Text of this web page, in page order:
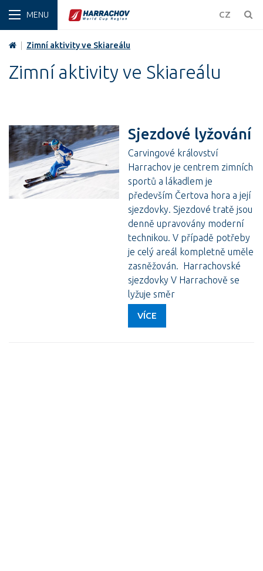
CZ
ZIMA
Zimní aktivity ve Skiareálu
Zimní aktivity ve Skiareálu
Sjezdové lyžování
Carvingové království
Harrachov je centrem zimních
sportů a lákadlem je
především Čertova hora a její
sjezdovky. Sjezdové tratě jsou
denně upravovány moderní
technikou. V případě potřeby
je celý areál kompletně uměle
zasněžován. Harrachovské
sjezdovky V Harrachově se
lyžuje směr
VÍCE